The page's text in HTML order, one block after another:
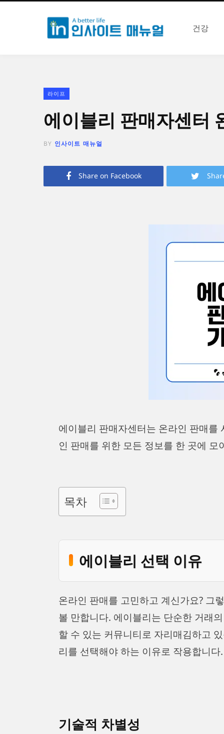
건강
라이프
에이블리 판매자센터
BY 인사이트 매뉴얼
Share on Facebook
에이블리 판매자센터는 온라인 판매
인 판매를 위한 모든 정보를 한 곳에 모
목차
에이블리 선택 이유
온라인 판매를 고민하고 계신가요? 그
볼 만합니다. 에이블리는 단순한 거래
할 수 있는 커뮤니티로 자리매김하고
리를 선택해야 하는 이유로 작용합니다.
기술적 차별성